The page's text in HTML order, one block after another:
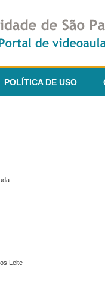
POLÍTICA DE USO
Leite